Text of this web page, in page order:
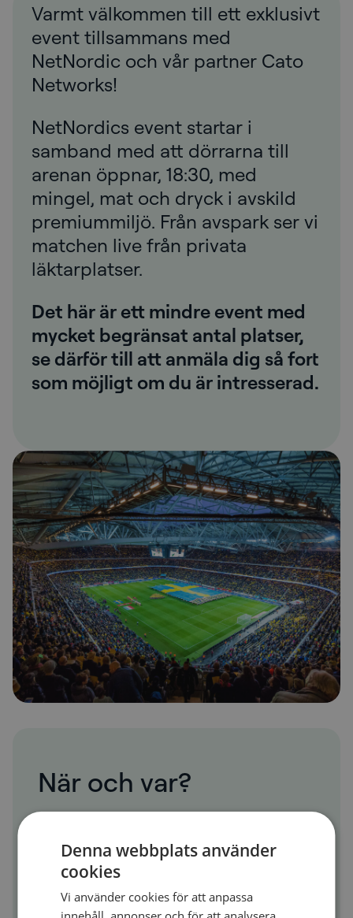
Varmt välkommen till ett exklusivt
event tillsammans med
NetNordic och vår partner Cato
Networks!
NetNordics event startar i
samband med att dörrarna till
arenan öppnar, 18:30, med
mingel, mat och dryck i avskild
premiummiljö. Från avspark ser vi
matchen live från privata
läktarplatser.
Det här är ett mindre event med
mycket begränsat antal platser,
se därför till att anmäla dig så fort
som möjligt om du är intresserad.
När och var?
Denna webbplats använder
cookies
Vi använder cookies för att anpassa